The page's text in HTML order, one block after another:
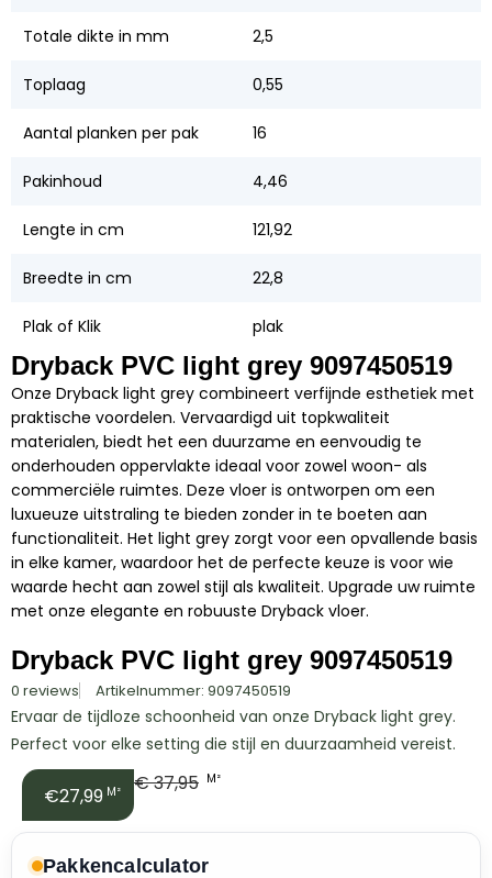
Totale dikte in mm 2,5
Toplaag 0,55
Aantal planken per pak 16
Pakinhoud 4,46
Lengte in cm 121,92
Breedte in cm 22,8
Plak of Klik plak
Dryback PVC light grey 9097450519
Onze Dryback light grey combineert verfijnde esthetiek met
praktische voordelen. Vervaardigd uit topkwaliteit
materialen, biedt het een duurzame en eenvoudig te
onderhouden oppervlakte ideaal voor zowel woon- als
commerciële ruimtes. Deze vloer is ontworpen om een
luxueuze uitstraling te bieden zonder in te boeten aan
functionaliteit. Het light grey zorgt voor een opvallende basis
in elke kamer, waardoor het de perfecte keuze is voor wie
waarde hecht aan zowel stijl als kwaliteit. Upgrade uw ruimte
met onze elegante en robuuste Dryback vloer.
Dryback PVC light grey 9097450519
0 reviews Artikelnummer: 9097450519
Ervaar de tijdloze schoonheid van onze Dryback light grey.
Perfect voor elke setting die stijl en duurzaamheid vereist.
€27,99 M² €37,95 M²
Pakkencalculator